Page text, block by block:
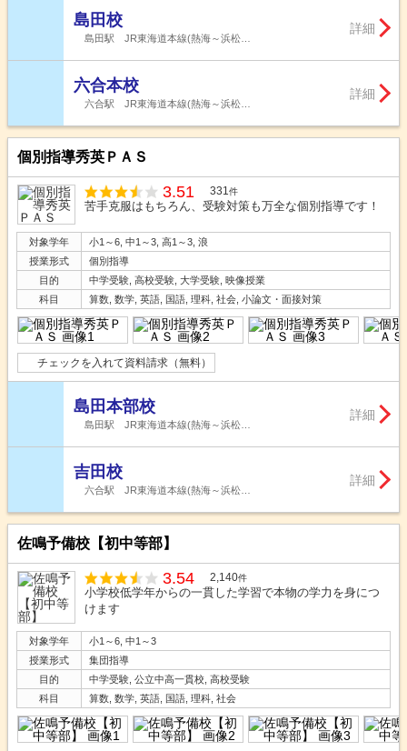
島田校
島田駅 JR東海道本線(熱海～浜松…
詳細
六合本校
六合駅 JR東海道本線(熱海～浜松…
詳細
個別指導秀英ＰＡＳ
3.51 331件
苦手克服はもちろん、受験対策も万全な個別指導です！
対象学年
小1～6, 中1～3, 高1～3, 浪
授業形式
個別指導
目的
中学受験, 高校受験, 大学受験, 映像授業
科目
算数, 数学, 英語, 国語, 理科, 社会, 小論文・面接対策
チェックを入れて資料請求（無料）
島田本部校
島田駅 JR東海道本線(熱海～浜松…
詳細
吉田校
六合駅 JR東海道本線(熱海～浜松…
詳細
佐鳴予備校【初中等部】
3.54 2,140件
小学校低学年からの一貫した学習で本物の学力を身につ
けます
対象学年
小1～6, 中1～3
授業形式
集団指導
目的
中学受験, 公立中高一貫校, 高校受験
科目
算数, 数学, 英語, 国語, 理科, 社会